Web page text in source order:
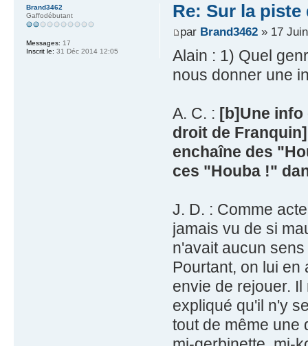
Re: Sur la
par Brand3462» 17
Alain : 1) Quel
nous donner une
A. C. : [b]Une info
droit de
enchaîne des
ces "Houba !"
J. D. : Comme
jamais vu de si
n'avait aucun
Pourtant, on lui
envie de rejouer.
expliqué qu'il n'y
tout de même une
Brand3462
Gaffodébutant
Messages: 17
Inscrit le: 31 Déc 2014 12:05